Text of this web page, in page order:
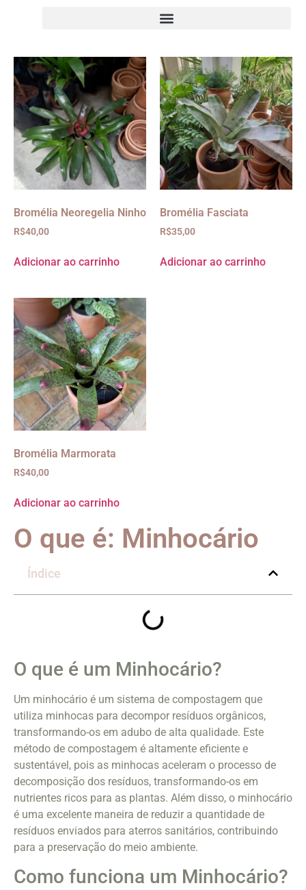
Bromélia Neoregelia Ninho
R$40,00
Adicionar ao carrinho
Bromélia Fasciata
R$35,00
Adicionar ao carrinho
Bromélia Marmorata
R$40,00
Adicionar ao carrinho
O que é: Minhocário
Índice
O que é um Minhocário?
Um minhocário é um sistema de compostagem que
utiliza minhocas para decompor resíduos orgânicos,
transformando-os em adubo de alta qualidade. Este
método de compostagem é altamente eficiente e
sustentável, pois as minhocas aceleram o processo de
decomposição dos resíduos, transformando-os em
nutrientes ricos para as plantas. Além disso, o minhocário
é uma excelente maneira de reduzir a quantidade de
resíduos enviados para aterros sanitários, contribuindo
para a preservação do meio ambiente.
Como funciona um Minhocário?